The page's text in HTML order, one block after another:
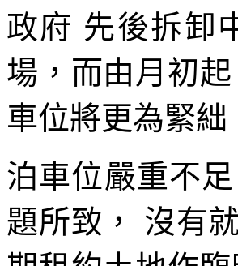
政府 先後拆卸
場，而由月初
車位將更為緊絀
泊車位嚴重不
題所致， 沒有